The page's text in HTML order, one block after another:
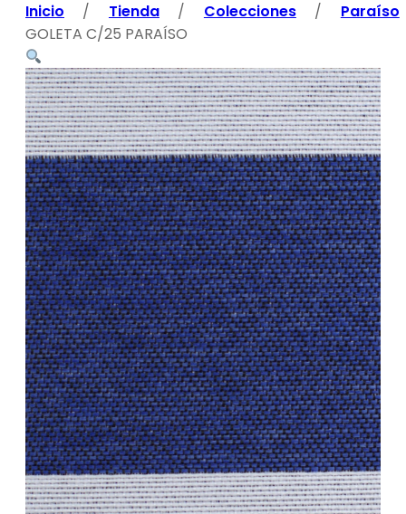
Inicio / Tienda / Colecciones /
Paraíso
GOLETA C/25 PARAÍSO